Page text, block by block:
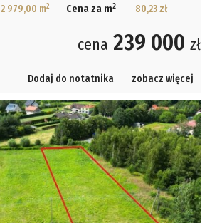
2 979,00 m2 Cena za m2 80,23 zł
cena 239 000 zł
Dodaj do notatnika zobacz więcej